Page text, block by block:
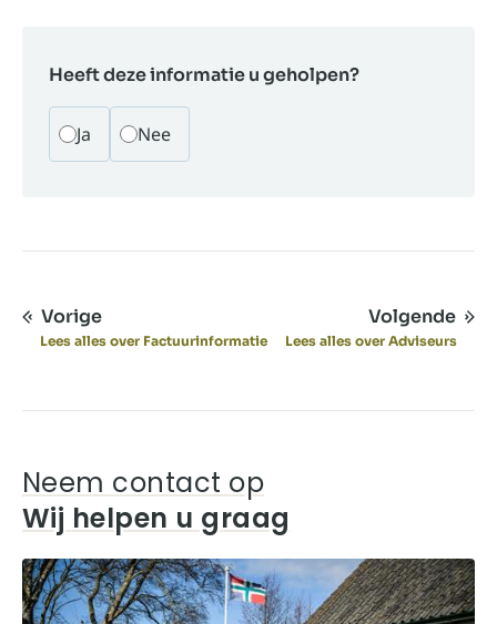
Heeft deze informatie u geholpen?
Ja Nee
Vorige
Lees alles over Factuurinformatie
Volgende
Lees alles over Adviseurs
Neem contact op
Wij helpen u graag